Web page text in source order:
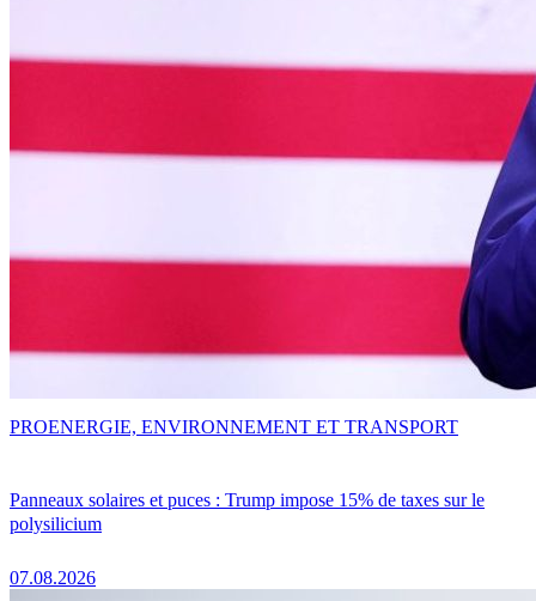
Panneaux solaires et puces : Trump impose 15% de taxes sur le
polysilicium
07.08.2026
PROENERGIE, ENVIRONNEMENT ET TRANSPORT